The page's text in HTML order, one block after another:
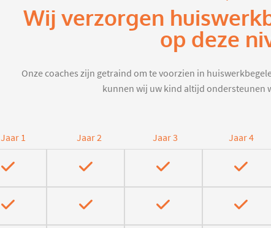
Wij verzorgen
op deze
Onze coaches zijn getraind om te voorzien in
kunnen wij uw kind altijd ondersteunen
Jaar 1 Jaar 2 Jaar 3 Jaar 4